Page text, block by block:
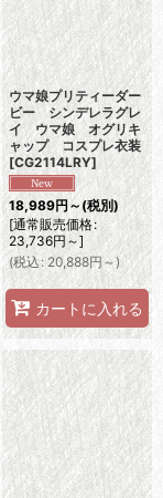
ウマ娘プリティーダー
ビー シンデレラグレ
イ ウマ娘 オグリキ
ャップ コスプレ衣装
[CG2114LRY]
18,989円～ (税別)
[通常販売価格:
23,736円 ～]
(税込: 20,888円～)
カートに入れる